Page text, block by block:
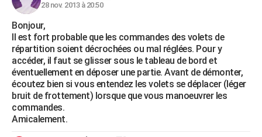
Bricolage
Lifestyle
Culture
Sport
Auto
Television
Voyage
Cinema
28 nov. 2013 à 20:50
Bonjour,
Il est fort probable que les commandes des volets de
répartition soient décrochées ou mal réglées. Pour y
accéder, il faut se glisser sous le tableau de bord et
éventuellement en déposer une partie. Avant de démonter,
écoutez bien si vous entendez les volets se déplacer (léger
bruit de frottement) lorsque que vous manoeuvrer les
commandes.
Amicalement.